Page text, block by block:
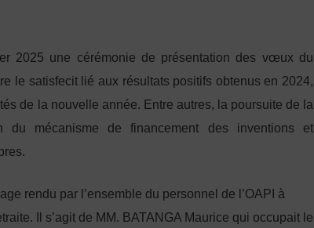
2025 une cérémonie de présentation des vœux du
le satisfecit lié aux résultats positifs obtenus en 2024,
de la nouvelle année. Entre autres, la poursuite de la
du mécanisme de financement des inventions et
rendu par l’ensemble du personnel de l’OAPI à
Il s’agit de MM. BATANGA Maurice qui occupait le